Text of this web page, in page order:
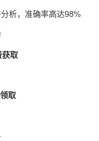
析，准确率高达98%
获取
取